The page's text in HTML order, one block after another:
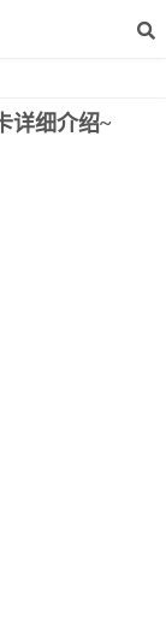
详细介绍~